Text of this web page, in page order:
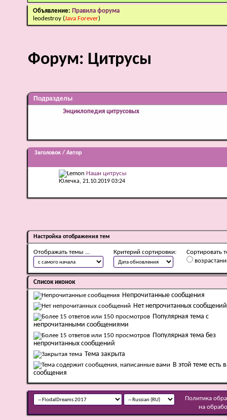
Объявление: Правила форума
leodestroy (Java Forever)
Форум: Цитрусы
Подразделы
Энциклопедия цитрусовых
Заголовок / Автор
Наши цитрусы
Юлечка, 21.10.2019 03:24
Настройка отображения тем
Отображать темы ... Критерий сортировки:
Сортировать
Список иконок
Непрочитанные сообщения
Нет непрочитанных сообщений
Популярная тема с
непрочитанными сообщениями
Популярная тема без
непрочитанных сообщений
Тема закрыта
В этой теме есть
сообщения
Политика
на